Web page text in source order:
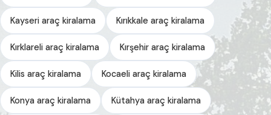
Kayseri araç kiralama Kırıkkale araç kiralama
Kırklareli araç kiralama Kırşehir araç kiralama
Kilis araç kiralama Kocaeli araç kiralama
Konya araç kiralama Kütahya araç kiralama